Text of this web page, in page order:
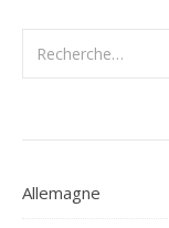
Allemagne